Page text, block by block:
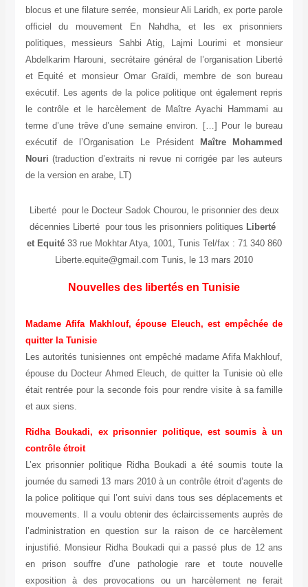
blocus et une filature serrée, monsieur Ali Laridh, ex porte
officiel du mouvement En Nahdha, et les ex
politiques, messieurs Sahbi Atig, Lajmi Lourimi et
Abdelkarim Harouni, secrétaire général de l’organisation
et Equité et monsieur Omar Graïdi, membre de son
exécutif. Les agents de la police politique ont également
le contrôle et le harcèlement de Maître Ayachi
terme d’une trêve d’une semaine environ. […] Pour le
exécutif de l’Organisation Le PrésidentMaître
Nouri (traduction d’extraits ni revue ni corrigée par les
de la version en arabe, LT)
Liberté pour le Docteur Sadok Chourou, le prisonnier des
décennies Liberté pour tous les prisonniers politiques
et Equité33 rue Mokhtar Atya, 1001, Tunis Tel/fax : 71 340
Liberte.equite@gmail.com Tunis, le 13 mars 2010
Nouvelles des libertés en Tunisie
Madame Afifa Makhlouf, épouse Eleuch, est
quitter la Tunisie
Les autorités tunisiennes ont empêché madame Afifa
épouse du Docteur Ahmed Eleuch, de quitter la Tunisie où
était rentrée pour la seconde fois pour rendre visite à sa
et aux siens.
Ridha Boukadi, ex prisonnier politique, est soumis à
contrôle étroit
L’ex prisonnier politique Ridha Boukadi a été soumis
journée du samedi 13 mars 2010 à un contrôle étroit
la police politique qui l’ont suivi dans tous ses
mouvements. Il a voulu obtenir des éclaircissements
l’administration en question sur la raison de ce
injustifié. Monsieur Ridha Boukadi qui a passé plus de 12
en prison souffre d’une pathologie rare et toute
exposition à des provocations ou un harcèlement ne